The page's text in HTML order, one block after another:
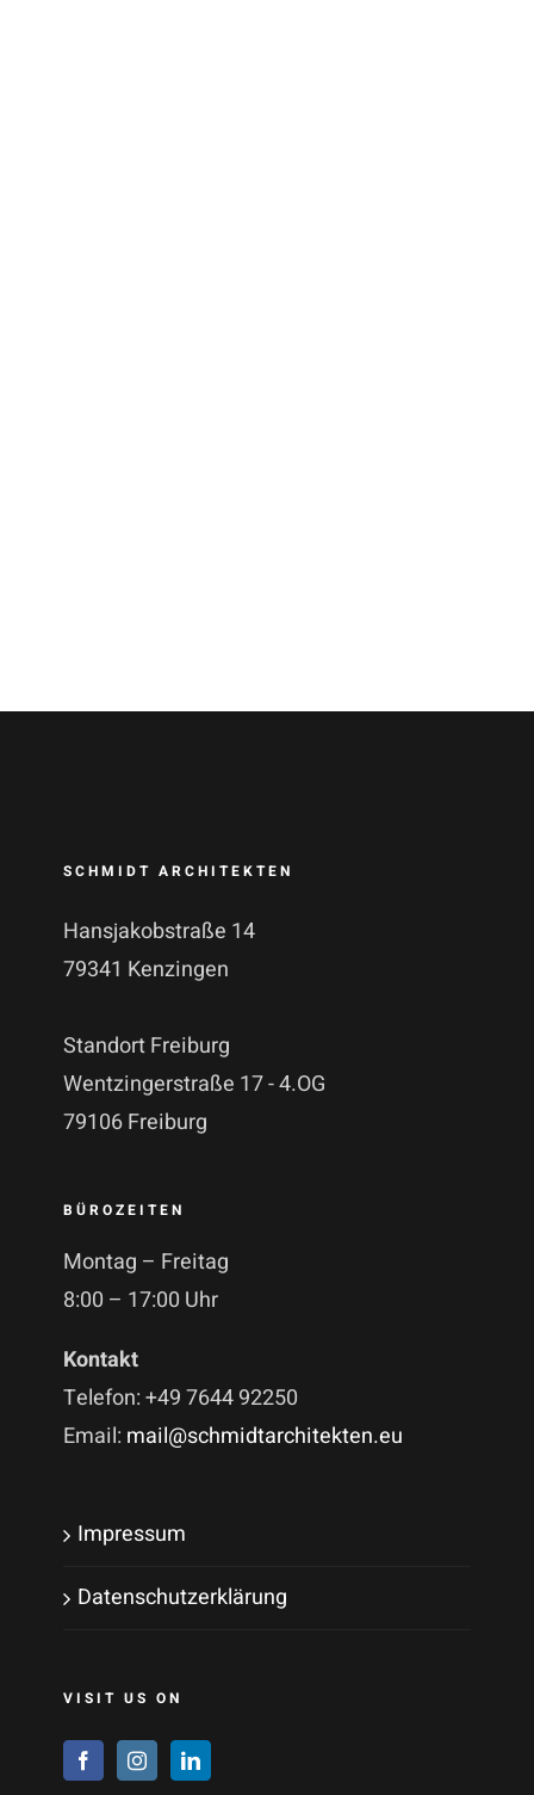
SCHMIDT ARCHITEKTEN
Hansjakobstraße 14
79341 Kenzingen
Standort Freiburg
Wentzingerstraße 17 - 4.OG
79106 Freiburg
BÜROZEITEN
Montag – Freitag
8:00 – 17:00 Uhr
Kontakt
Telefon: +49 7644 92250
Email: mail@schmidtarchitekten.eu
Impressum
Datenschutzerklärung
VISIT US ON